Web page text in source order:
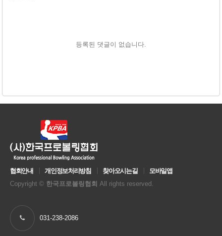
등록된 댓글이 없습니다.
협회안내 개인정보처리방침 찾아오시는길
모바일앱
Copyright © 한국프로볼링협회 All rights reserved.
031-238-2086